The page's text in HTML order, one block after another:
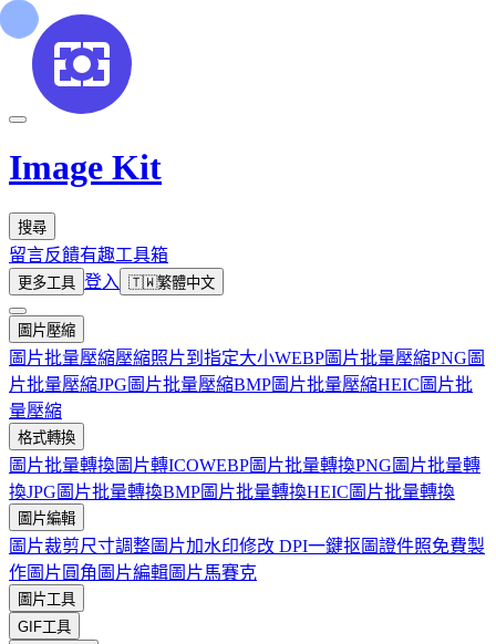
Image Kit
搜尋
留言反饋有趣工具箱
更多工具 登入 🇹🇼繁體中文
圖片壓縮
圖片批量壓縮壓縮照片到指定大小WEBP圖片批量壓縮PNG圖
片批量壓縮JPG圖片批量壓縮BMP圖片批量壓縮HEIC圖片批
量壓縮
格式轉換
圖片批量轉換圖片轉ICOWEBP圖片批量轉換PNG圖片批量轉
換JPG圖片批量轉換BMP圖片批量轉換HEIC圖片批量轉換
圖片編輯
圖片裁剪尺寸調整圖片加水印修改 DPI一鍵抠圖證件照免費製
作圖片圓角 圖片編輯圖片馬賽克
圖片工具
GIF工具